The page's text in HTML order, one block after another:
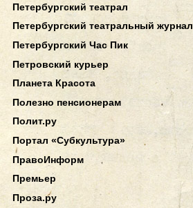
Петербургский театрал
Петербургский театральный журнал
Петербургский Час Пик
Петровский курьер
Планета Красота
Полезно пенсионерам
Полит.ру
Портал «Субкультура»
ПравоИнформ
Премьер
Проза.ру